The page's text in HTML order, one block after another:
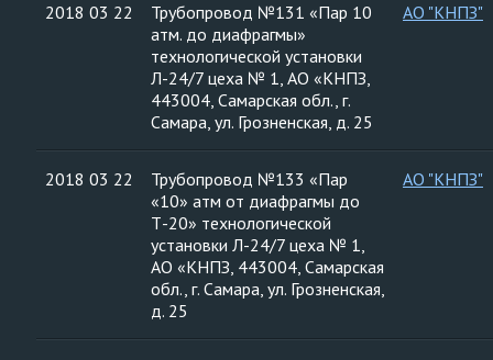
2018 03 22
Трубопровод №131 «Пар 10
атм. до диафрагмы»
технологической установки
Л-24/7 цеха № 1, АО «КНПЗ,
443004, Самарская обл., г.
Самара, ул. Грозненская, д. 25
АО "КНПЗ"
2018 03 22
Трубопровод №133 «Пар
«10» атм от диафрагмы до
Т-20» технологической
установки Л-24/7 цеха № 1,
АО «КНПЗ, 443004, Самарская
обл., г. Самара, ул. Грозненская,
д. 25
АО "КНПЗ"